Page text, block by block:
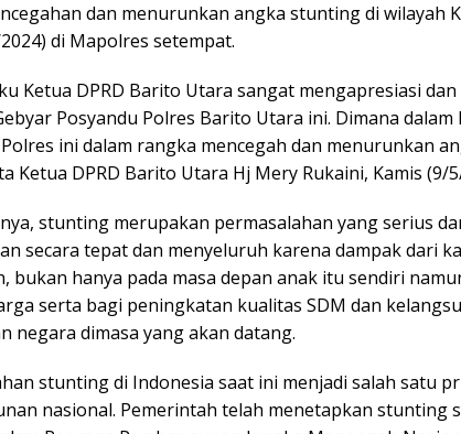
dan menurunkan angka stunting di wilayah
di Mapolres setempat.
Ketua DPRD Barito Utara sangat mengapresiasi
Posyandu Polres Barito Utara ini. Dimana dalam
ini dalam rangka mencegah dan menurunkan
Ketua DPRD Barito Utara Hj Mery Rukaini, Kamis (9/
stunting merupakan permasalahan yang serius
secara tepat dan menyeluruh karena dampak dari
bukan hanya pada masa depan anak itu sendiri
serta bagi peningkatan kualitas SDM dan
negara dimasa yang akan datang.
stunting di Indonesia saat ini menjadi salah satu
nasional. Pemerintah telah menetapkan stunting